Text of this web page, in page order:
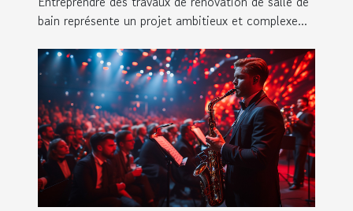
bain représente un projet ambitieux et complexe...